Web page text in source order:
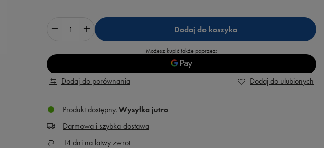
Dodaj do koszyka
Możesz kupić także poprzez:
Dodaj do porównania Dodaj do ulubionych
Produkt dostępny Wysyłka jutro
Darmowa i szybka dostawa
14 dni na łatwy zwrot